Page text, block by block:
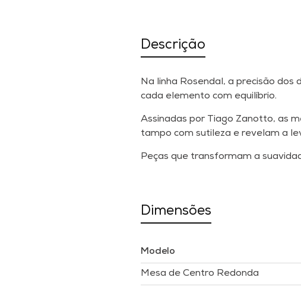
Descrição
Na linha Rosendal, a precisão
cada elemento com equilíbrio.
Assinadas por Tiago Zanotto, as
tampo com sutileza e revelam a
Peças que transformam a
Dimensões
Modelo
Mesa de Centro Redonda